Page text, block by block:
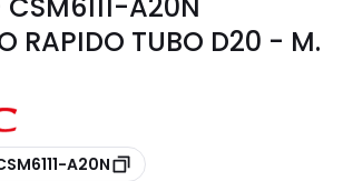
RAPIDO TUBO D20 - M.
A20N